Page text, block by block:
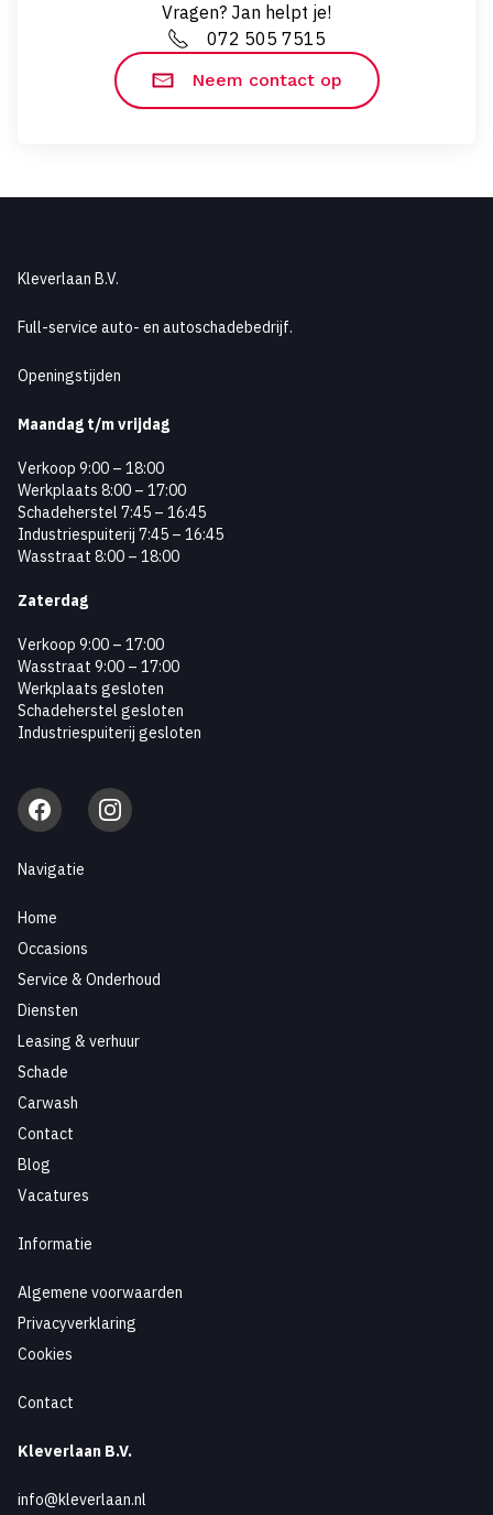
Vragen? Jan helpt je!
072 505 7515
Neem contact op
Kleverlaan B.V.
Full-service auto- en autoschadebedrijf.
Openingstijden
Maandag t/m vrijdag
Verkoop 9:00 – 18:00
Werkplaats 8:00 – 17:00
Schadeherstel 7:45 – 16:45
Industriespuiterij 7:45 – 16:45
Wasstraat 8:00 – 18:00
Zaterdag
Verkoop 9:00 – 17:00
Wasstraat 9:00 – 17:00
Werkplaats gesloten
Schadeherstel gesloten
Industriespuiterij gesloten
Facebook Instagram
Navigatie
Home
Occasions
Service & Onderhoud
Diensten
Leasing & verhuur
Schade
Carwash
Contact
Blog
Vacatures
Informatie
Algemene voorwaarden
Privacyverklaring
Cookies
Contact
Kleverlaan B.V.
info@kleverlaan.nl